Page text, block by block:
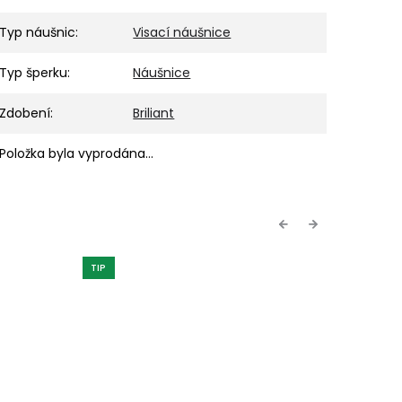
Typ náušnic: Visací náušnice
Typ šperku: Náušnice
Zdobení: Briliant
Položka byla vyprodána…
Previous
TIP
Next